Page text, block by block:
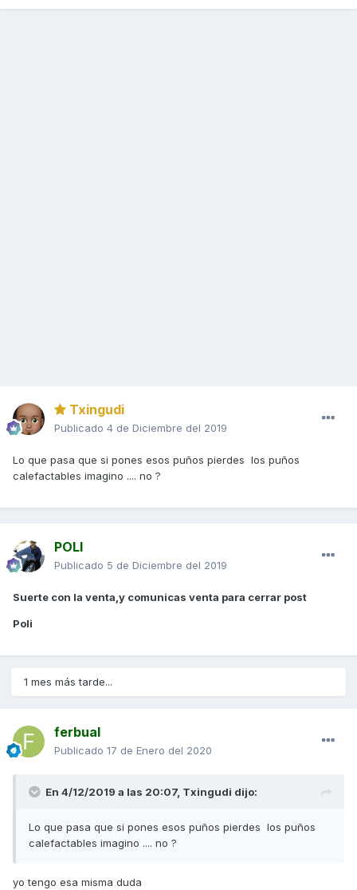
Txingudi
Publicado 4 de Diciembre del 2019
Lo que pasa que si pones esos puños pierdes los puños
calefactables imagino .... no ?
POLI
Publicado 5 de Diciembre del 2019
Suerte con la venta,y comunicas venta para cerrar post
Poli
1 mes más tarde...
ferbual
Publicado 17 de Enero del 2020
En 4/12/2019 a las 20:07, Txingudi dijo:
Lo que pasa que si pones esos puños pierdes los puños
calefactables imagino .... no ?
yo tengo esa misma duda